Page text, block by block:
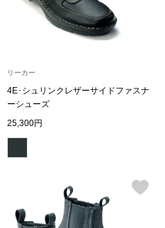
ーブルウェア
リーカー
4E･シュリンクレザーサイドファスナ
ーシューズ
25,300円